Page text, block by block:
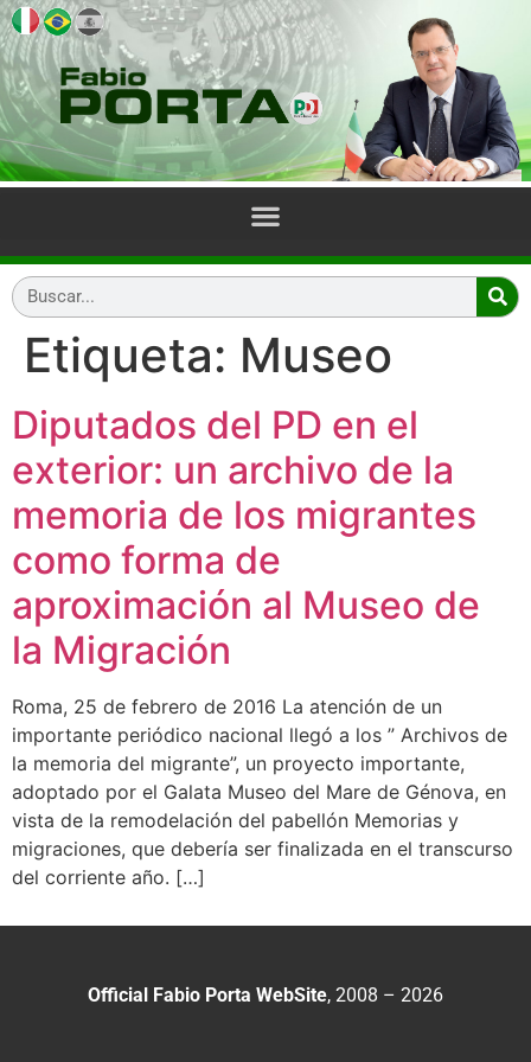
Etiqueta: Museo
Diputados del PD en el
exterior: un archivo de la
memoria de los migrantes
como forma de
aproximación al Museo de
la Migración
Roma, 25 de febrero de 2016 La atención de un
importante periódico nacional llegó a los ” Archivos de
la memoria del migrante”, un proyecto importante,
adoptado por el Galata Museo del Mare de Génova, en
vista de la remodelación del pabellón Memorias y
migraciones, que debería ser finalizada en el transcurso
del corriente año. […]
Official Fabio Porta WebSite, 2008 – 2026